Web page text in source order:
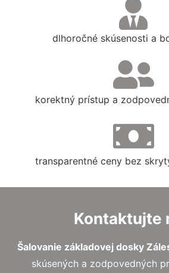
dlhoročné skúsenosti a
korektný prístup a
transparentné ceny bez
Kontaktujte
Šalovanie základovej dosky
skúsených a zodpovedných